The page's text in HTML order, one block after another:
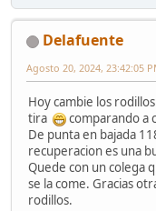
Delafuente
Agosto 20, 2024, 23:42:05
Hoy cambie los
tira
comparando a
De punta en bajada
recuperacion es una
Quede con un colega
se la come. Gracias
rodillos.